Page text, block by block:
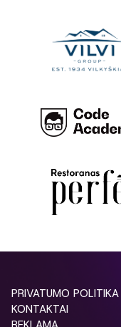
PRIVATUMO POLITIKA
KONTAKTAI